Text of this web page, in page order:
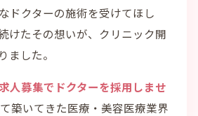
ドクターの施術を受けてほし
たその想いが、クリニック開
ました。
求人募集でドクターを採用しませ
築いてきた医療・美容医療業界